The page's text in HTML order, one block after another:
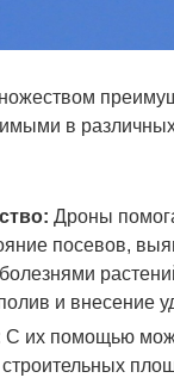
в
Дроны
посевов,
и внесение
С их помощью